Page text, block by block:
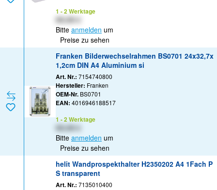
1 - 2 Werktage
Bitte anmelden um
Preise zu sehen
Franken Bilderwechselrahmen BS0701 24x32,7x
1,2cm DIN A4 Aluminium si
Art. Nr.: 7154740800
Hersteller: Franken
OEM-Nr. BS0701
EAN: 4016946188517
1 - 2 Werktage
Bitte anmelden um
Preise zu sehen
helit Wandprospekthalter H2350202 A4 1Fach P
S transparent
Art. Nr.: 7135010400